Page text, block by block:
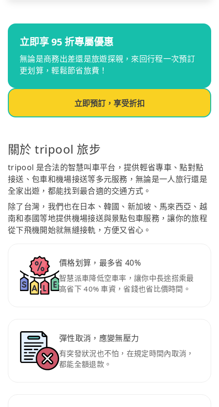
立即享 95 折專屬優惠
無論是商務出差還是旅遊探親，來回行程一次預訂
更划算，輕鬆節省旅費！
立即預訂，享受折扣
關於 tripool 旅步
tripool 是合法的智慧叫車平台，提供輕省專車、點對點
接送、包車和機場接送等多元服務，無論是一人旅行還是
全家出遊，都能找到最合適的交通方式。
除了台灣，我們也在日本、韓國、新加坡、馬來西亞、越
南和泰國等地提供機場接送與景點包車服務，讓你的旅程
從下飛機開始就無縫接軌，方便又省心。
價格划算，最多省 40%
智慧派車降低空車率，讓你中長途搭乘最
高省下 40% 車資，省錢也省比價時間。
彈性取消，應變無壓力
有突發狀況也不怕，在規定時間內取消，
都能全額退款。